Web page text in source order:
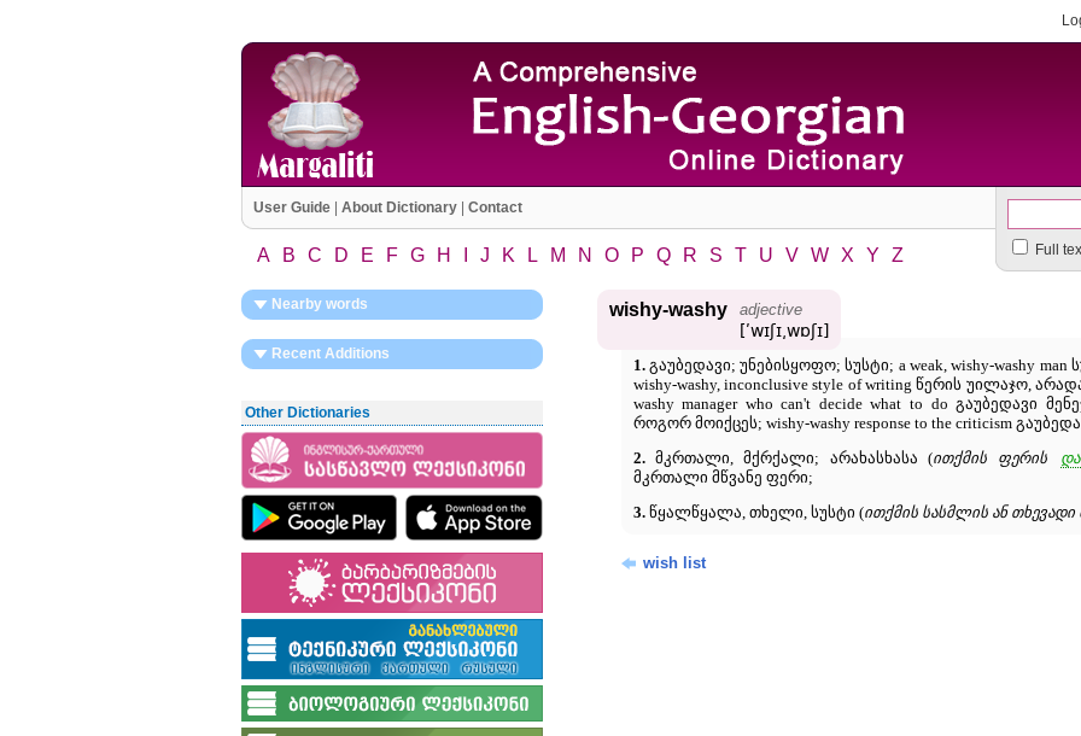
User Guide| About Dictionary| Contact
Full
A B C D E F G H J K L M N O P Q R S T U V W X Y Z
Nearby words
Recent Additions
Other Dictionaries
wishy-washy adjective
[ʹwɪʃɪ͵wɒʃɪ]
1.გაუბედავი; უნებისყოფო; სუსტი; a weak, wishy-washy man
wishy-washy, inconclusive style of writing წერის უილაჯო,
washy manager who can't decide what to do გაუბედავი
როგორ მოიქცეს; wishy-washy response to the criticism
2.მკრთალი, მქრქალი; არახასხასა (ითქმის ფერის
მკრთალი მწვანე ფერი;
3.წყალწყალა, თხელი, სუსტი (ითქმის სასმლის ან თხევადი
wish list